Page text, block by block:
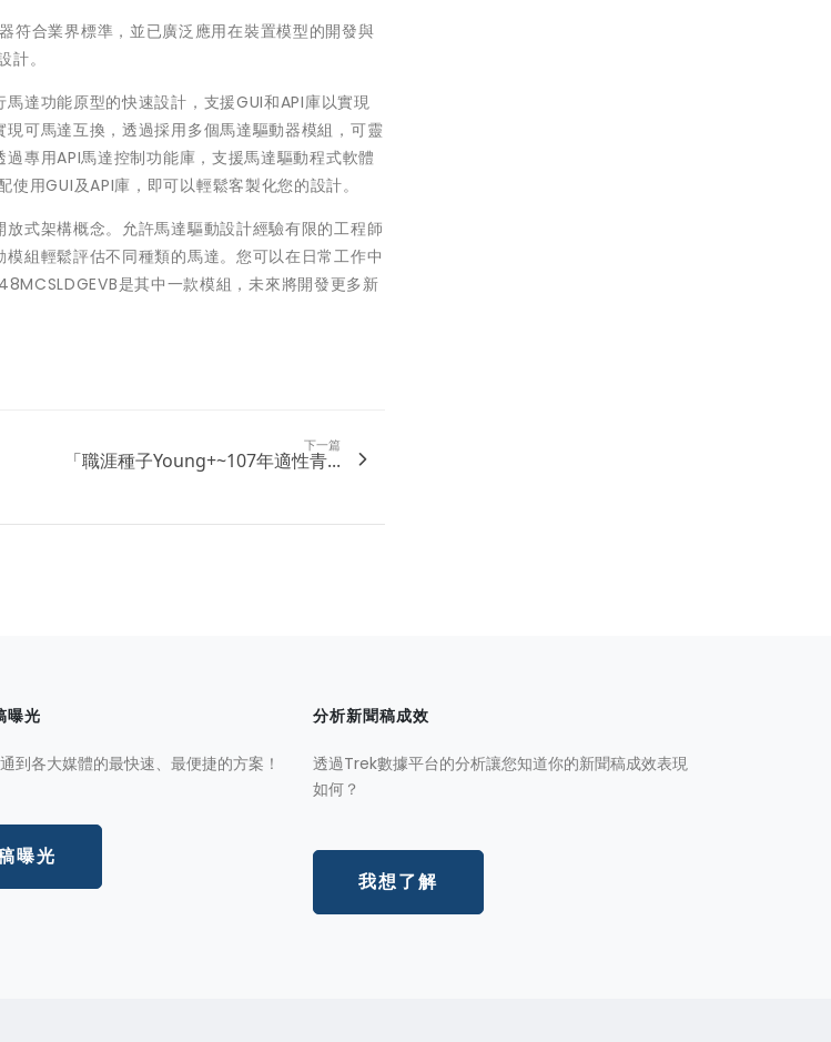
合業界標準，並已廣泛應用在裝置模型的開發與
。
達功能原型的快速設計，支援GUI和API庫以實現
可馬達互換，透過採用多個馬達驅動器模組，可靈
專用API馬達控制功能庫，支援馬達驅動程式軟體
用GUI及API庫，即可以輕鬆客製化您的設計。
式架構概念。允許馬達驅動設計經驗有限的工程師
組輕鬆評估不同種類的馬達。您可以在日常工作中
是其中一款模組，未來將開發更多新
下一篇
「職涯種子Young+~107年適性青...
曝光
到各大媒體的最快速、最便捷的方案！
曝光
分析新聞稿成效
透過Trek數據平台的分析讓您知道你的新聞稿成效表現
如何？
我想了解